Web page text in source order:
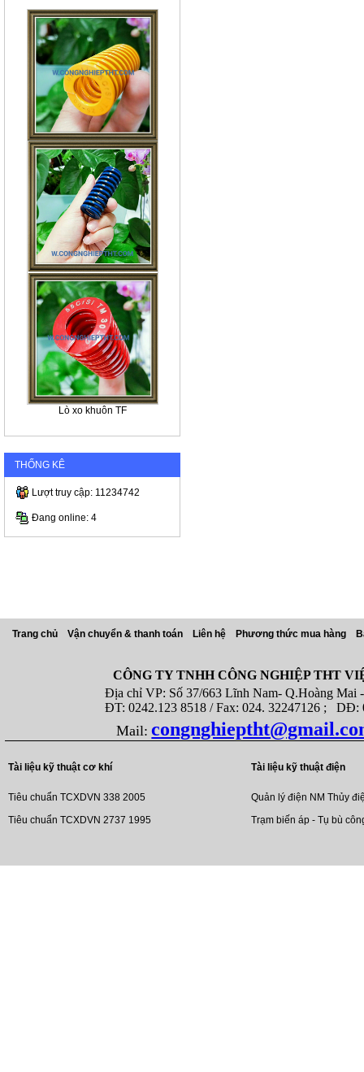
Lò xo khuôn TF
THỐNG KÊ
Lượt truy cập: 11234742
Đang online: 4
Trang chủ Vận chuyển & thanh toán Liên hệ Phương thức mua hàng
CÔNG TY TNHH CÔNG NGHIỆP THT
Địa chỉ VP: Số 37/663 Lĩnh Nam- Q.Hoàng Mai -
ĐT: 0242.123 8518 / Fax: 024. 32247126 ; DĐ:
Mail:
Tài liệu kỹ thuật cơ khí
Tiêu chuẩn TCXDVN 338 2005
Tiêu chuẩn TCXDVN 2737 1995
Tài liệu kỹ thuật điện
Quản lý điện NM Thủy
Trạm biến áp - Tụ bù